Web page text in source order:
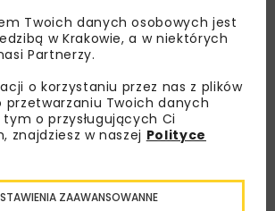
więcej?
aby otrzymywać od
informacje branżowe,
wydarzenia, atrakcyjne oferty i
Twoich danych osobowych jest
w Krakowie, a w niektórych
Partnerzy.
o korzystaniu przez nas z plików
przetwarzaniu Twoich danych
o przysługujących Ci
znajdziesz w naszej Polityce
ZAAWANSOWANNE